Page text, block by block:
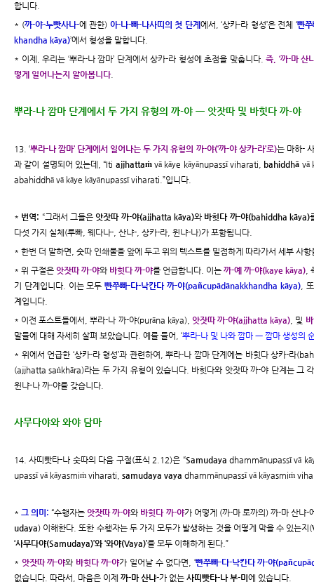
합니다.
* (까-야-누빳사나-에 관한) 아-나-빠-나사띠의 첫 단계 에서, ‘상카-라 형성’은 전체 ‘빤
khandha kāya)’에서 형성을 말합니다.
* 이제, 우리는 ‘뿌라-나 깜마’ 단계에서 상카-라 형성에 초점을 맞춥니다.즉, ‘까-마 산
떻게 일어나는지 알아봅니다.
뿌라-나 깜마 단계에서 두 가지 유형의 까-야 ㅡ 앗잣따 및 바힛다 까-야
13. ‘뿌라-나 깜마’ 단계에서 일어나는 두 가지 유형의 까-야(‘까-야 상카-라’로)는 마하-
과 같이 설명되어 있는데, “Iti ajjhattaṁvā kāye kāyānupassī viharati, bahiddhā vā
abahiddhā vā kāye kāyānupassī viharati.”입니다.
* 번역: “그래서 그들은 앗잣따 까-야(ajjhatta kāya)와 바힛다 까-야(bahiddha kāya)
다섯 가지 실체(루빠, 웨다나-, 산냐-, 상카-라, 윈냐-나)가 포함됩니다.
* 한번 더 말하면, 숫따 인쇄물을 앞에 두고 위의 텍스트를 밀접하게 따라가서 세부 사
* 위 구절은 앗잣따 까-야와 바힛다 까-야를 언급합니다. 이는 까-예 까-야(kaye kāya) ,
기 단계입니다. 이는 모두빤쭈빠-다-낙칸다 까-야(pañcupādānakkhandha kāya),
계입니다.
* 이전 포스트들에서, 뿌라-나 까-야(purāna kāya), 앗잣따 까-야(ajjhatta kāya) , 및
말들에 대해 자세히 살펴 보았습니다. 예를 들어, ‘뿌라-나 및 나와 깜마 ㅡ 깜마 생성의
* 위에서 언급한 ‘상카-라 형성’과 관련하여, 뿌라-나 깜마 단계에는 바힛다 상카-라
(ajjhatta saṅkhāra)라는 두 가지 유형이 있습니다. 바힛다와 앗잣따 까-야 단계는 그
윈냐-나 까-야를 갖습니다.
사무다야와 와야 담마
14. 사띠빳타-나 숫따의 다음 구절(표식 2.12)은 “Samudaya dhammānupassī vā
upassī vā kāyasmiṁ viharati, samudaya vaya dhammānupassī vā kāyasmiṁ
*그 의미: “수행자는 앗잣따 까-야와 바힛다 까-야가 어떻게 (까-마 로까의) 까-마 산냐-
udaya) 이해한다. 또한 수행자는 두 가지 모두가 발생하는 것을 어떻게 막을 수 있는지(
‘사무다야(Samudaya)’와 ‘와야(Vaya)’를 모두 이해하게 된다.”
* 앗잣따 까-야와 바힛다 까-야가 일어날 수 없다면, ‘빤쭈빠-다-낙칸다 까-야
없습니다. 따라서, 마음은 이제 까-마 산냐-가 없는 사띠빳타-나 부-미 에 있습니다.